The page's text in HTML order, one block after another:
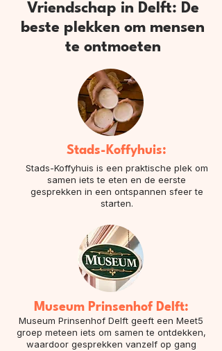
Vriendschap in Delft: De
beste plekken om mensen
te ontmoeten
Stads-Koffyhuis:
Stads-Koffyhuis is een praktische plek om
samen iets te eten en de eerste
gesprekken in een ontspannen sfeer te
starten.
Museum Prinsenhof Delft:
Museum Prinsenhof Delft geeft een Meet5
groep meteen iets om samen te ontdekken,
waardoor gesprekken vanzelf op gang